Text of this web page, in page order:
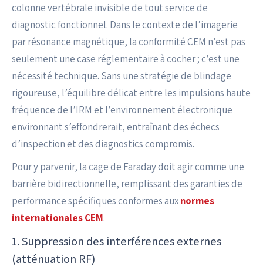
colonne vertébrale invisible de tout service de
diagnostic fonctionnel. Dans le contexte de l’imagerie
par résonance magnétique, la conformité CEM n’est pas
seulement une case réglementaire à cocher ; c’est une
nécessité technique. Sans une stratégie de blindage
rigoureuse, l’équilibre délicat entre les impulsions haute
fréquence de l’IRM et l’environnement électronique
environnant s’effondrerait, entraînant des échecs
d’inspection et des diagnostics compromis.
Pour y parvenir, la cage de Faraday doit agir comme une
barrière bidirectionnelle, remplissant des garanties de
performance spécifiques conformes auxnormes
internationales CEM.
1. Suppression des interférences externes
(atténuation RF)